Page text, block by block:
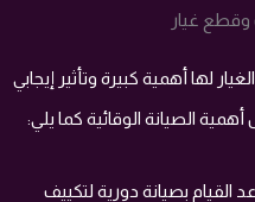
لها أهمية كبيرة وتأثير إيجابي
الصيانة الوقائية كما يلي:
القيام بصيانة دورية لتكييف